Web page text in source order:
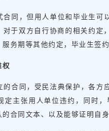
合同，但用人单位和毕业生
对于双方自行协商的相关约
务期等其他约定，毕业生签
权
的合同，受民法典保护，各
定主张用人单位违约，同时
合同文本、以及能够证明自